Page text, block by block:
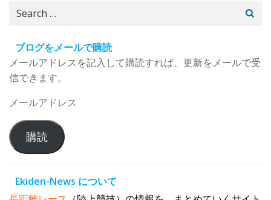
Search
ブログをメールで購読
メールアドレスを記入して購読すれば、更新をメールで受
信できます。
メ
ル
ア
ド
レ
ス
購読
Ekiden-News について